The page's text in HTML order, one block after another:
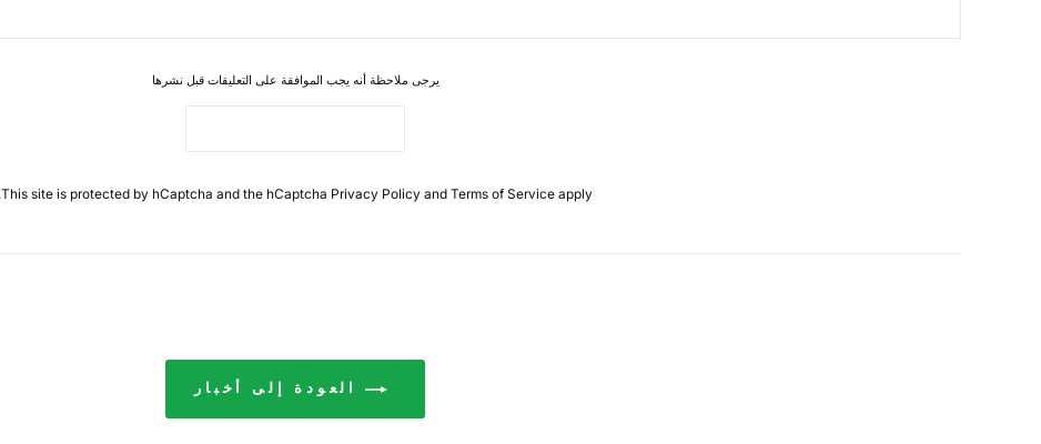
يرجى ملاحظة أنه يجب الموافقة على التعليقات قبل نشرها
This site is protected by hCaptcha and the hCaptcha Privacy Policy and Terms of Service apply.
العودة إلى أخبار